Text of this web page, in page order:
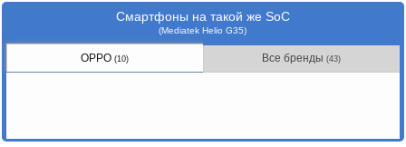
Смартфоны на такой же SoC
(Mediatek Helio G35)
OPPO(10) Все бренды(43)